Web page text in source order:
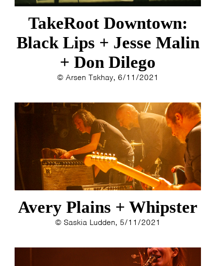
HOMEPROGRAMMA
ARTDIVISIONFOTO’SNIEUWS
INFOWEBSHOPMIJN TICKETS
TakeRoot Downtown:
Black Lips + Jesse Malin
+ Don Dilego
© Arsen Tskhay, 6/11/2021
Avery Plains + Whipster
© Saskia Ludden, 5/11/2021